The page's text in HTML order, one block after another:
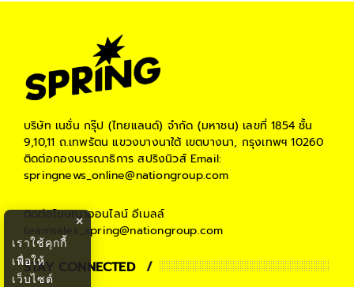
บริษัท เนชั่น กรุ๊ป (ไทยแลนด์) จำกัด (มหาชน) เลขที่ 1854 ชั้น
9,10,11 ถ.เทพรัตน แขวงบางนาใต้ เขตบางนา, กรุงเทพฯ 10260
ติดต่อกองบรรณาธิการ สปริงนิวส์Email:
springnews_online@nationgroup.com
ติดต่อโฆษณาออนไลน์ อีเมลล์
teamsales_spring@nationgroup.com
STAY CONNECTED
×
เราใช้คุกกี้
เพื่อให้
เว็บไซต์